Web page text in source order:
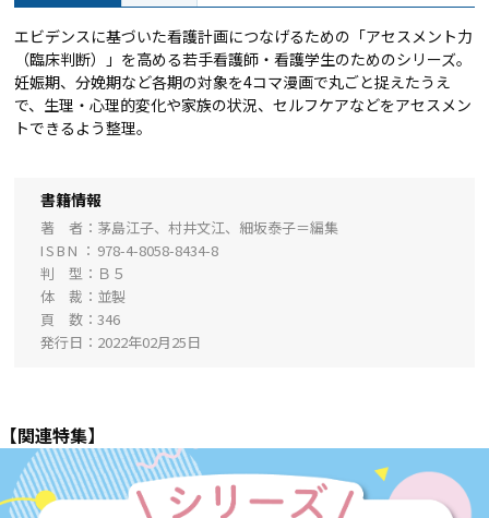
エビデンスに基づいた看護計画につなげるための「アセスメント力
（臨床判断）」を高める若手看護師・看護学生のためのシリーズ。
妊娠期、分娩期など各期の対象を4コマ漫画で丸ごと捉えたうえ
で、生理・心理的変化や家族の状況、セルフケアなどをアセスメン
トできるよう整理。
書籍情報
著 者
茅島江子、村井文江、細坂泰子＝編集
ISBN
978-4-8058-8434-8
判 型
Ｂ５
体 裁
並製
頁 数
346
発行日
2022年02月25日
【関連特集】